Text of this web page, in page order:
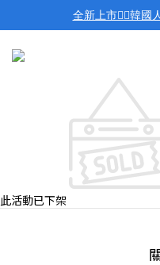
此活動已下架
全新上市❤️‍🔥韓國